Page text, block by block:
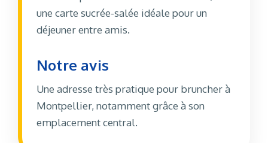
une carte sucrée-salée idéale pour un
déjeuner entre amis.
Notre avis
Une adresse très pratique pour bruncher à
Montpellier, notamment grâce à son
emplacement central.